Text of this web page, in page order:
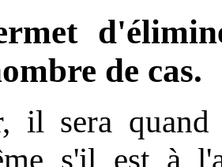
de cas.
il sera quand
s'il est à